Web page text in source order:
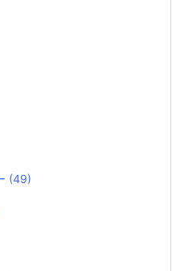
(49)